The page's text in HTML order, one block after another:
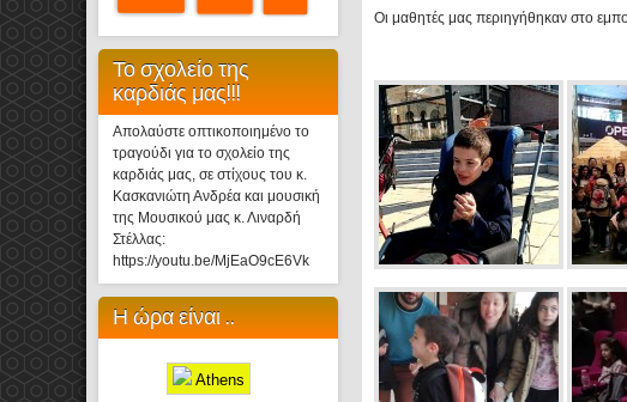
Το σχολείο της
καρδιάς μας!!!
Απολαύστε οπτικοποιημένο το
τραγούδι για το σχολείο της
καρδιάς μας, σε στίχους του κ.
Κασκανιώτη Ανδρέα και μουσική
της Μουσικού μας κ. Λιναρδή
Στέλλας:
https://youtu.be/MjEaO9cE6Vk
Η ώρα είναι ..
Athens
Οι μαθητές μας περιηγήθηκαν στο